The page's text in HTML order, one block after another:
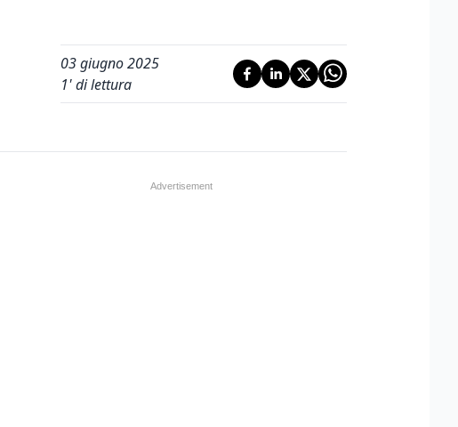
03 giugno 2025
1' di lettura